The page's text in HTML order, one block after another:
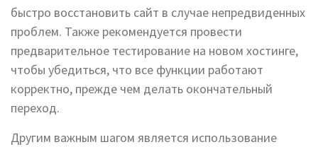
быстро восстановить сайт в случае непредвиденных
проблем. Также рекомендуется провести
предварительное тестирование на новом хостинге,
чтобы убедиться, что все функции работают
корректно, прежде чем делать окончательный
переход.
Другим важным шагом является использование